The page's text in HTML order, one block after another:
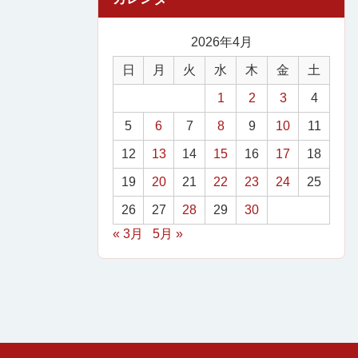
2026年4月
日 月 火 水 木 金 土
1 2 3 4
5 6 7 8 9 10 11
12 13 14 15 16 17 18
19 20 21 22 23 24 25
26 27 28 29
30
« 3月
5月 »